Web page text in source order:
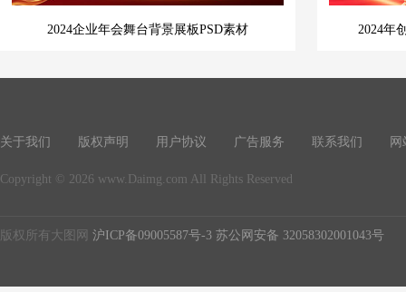
2024企业年会舞台背景展板PSD素材 2024年
关于我们 版权声明 用户协议 广告服务 联系我们 网
Copyright © 2026 www.Daimg.com All Rights Reserved
版权所有大图网 沪ICP备09005587号-3 苏公网安备 32058302001043号